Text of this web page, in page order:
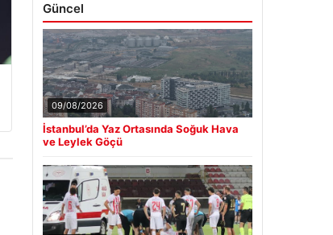
Güncel
09/08/2026
İstanbul’da Yaz Ortasında Soğuk Hava
ve Leylek Göçü